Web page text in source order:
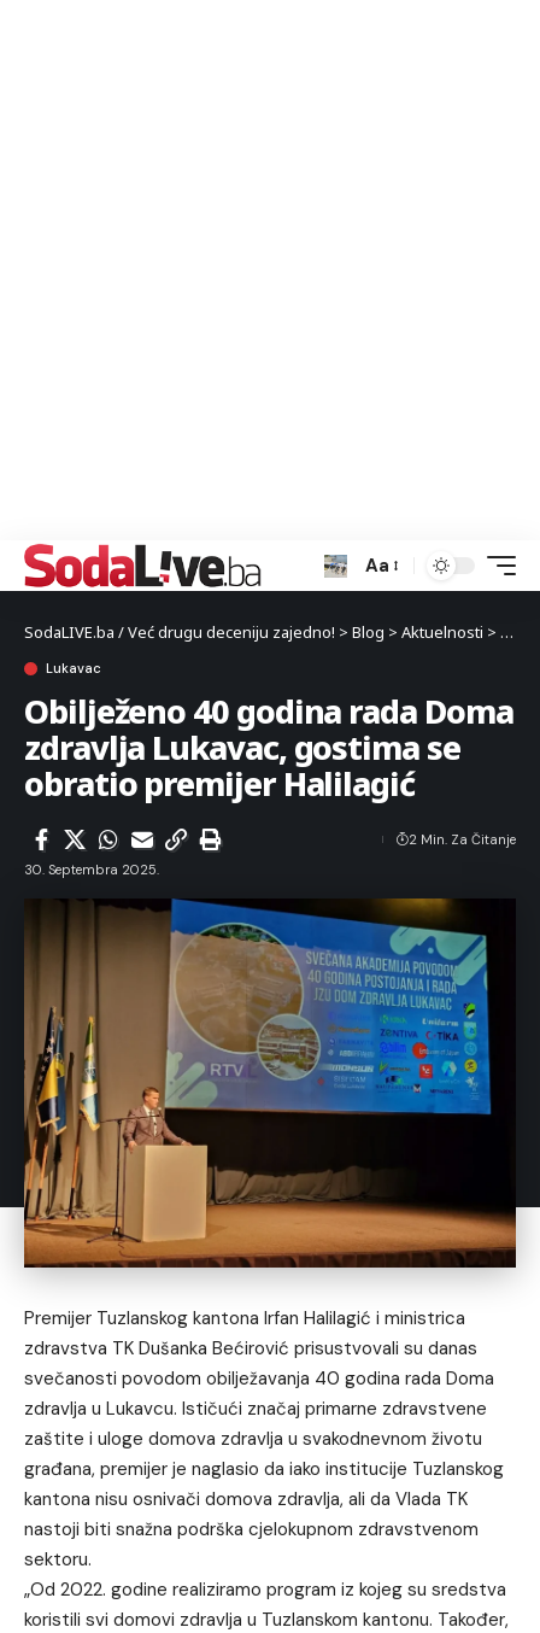
Aa
SodaLIVE.ba / Već drugu deceniju zajedno! > Blog > Aktuelnosti >
Lukavac
Obilježeno 40 godina rada Doma
zdravlja Lukavac, gostima se
obratio premijer Halilagić
30. Septembra 2025.
2 Min. Za Čitanje
Premijer Tuzlanskog kantona Irfan Halilagić i ministrica
zdravstva TK Dušanka Bećirović prisustvovali su danas
svečanosti povodom obilježavanja 40 godina rada Doma
zdravlja u Lukavcu. Ističući značaj primarne zdravstvene
zaštite i uloge domova zdravlja u svakodnevnom životu
građana, premijer je naglasio da iako institucije Tuzlanskog
kantona nisu osnivači domova zdravlja, ali da Vlada TK
nastoji biti snažna podrška cjelokupnom zdravstvenom
sektoru.
„Od 2022. godine realiziramo program iz kojeg su sredstva
koristili svi domovi zdravlja u Tuzlanskom kantonu. Također,